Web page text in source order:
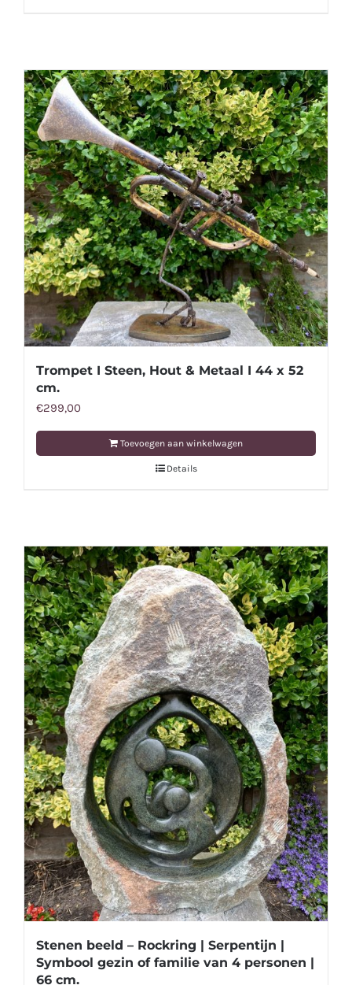
Trompet I Steen, Hout & Metaal I 44 x 52
cm.
€299,00
Toevoegen aan winkelwagen
Details
Stenen beeld – Rockring | Serpentijn |
Symbool gezin of familie van 4 personen |
66 cm.